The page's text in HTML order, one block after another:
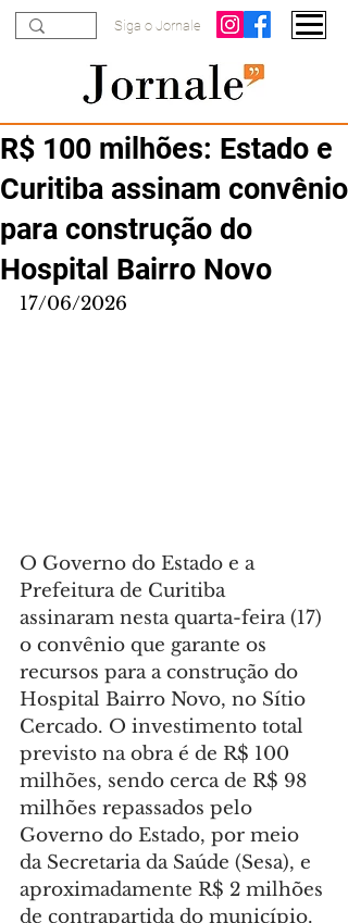
Siga o Jornale
R$ 100 milhões: Estado e
Curitiba assinam convênio
para construção do
Hospital Bairro Novo
17/06/2026
O Governo do Estado e a
Prefeitura de Curitiba
assinaram nesta quarta-feira (17)
o convênio que garante os
recursos para a construção do
Hospital Bairro Novo, no Sítio
Cercado. O investimento total
previsto na obra é de R$ 100
milhões, sendo cerca de R$ 98
milhões repassados pelo
Governo do Estado, por meio
da Secretaria da Saúde (Sesa), e
aproximadamente R$ 2 milhões
de contrapartida do município.